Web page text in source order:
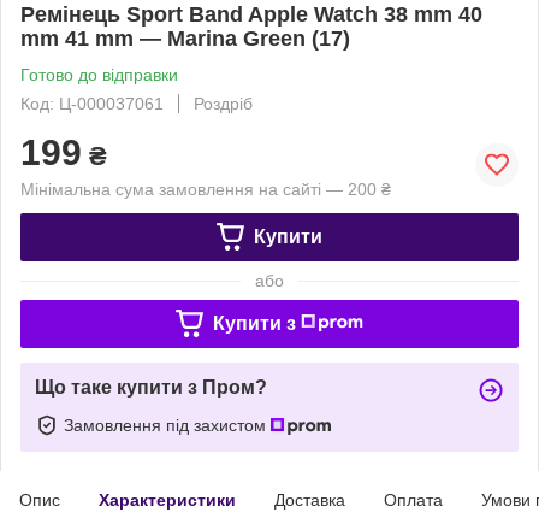
Ремінець Sport Band Apple Watch 38 mm 40
mm 41 mm — Marina Green (17)
Готово до відправки
Код: Ц-000037061
Роздріб
199 ₴
Мінімальна сума замовлення на сайті — 200 ₴
Купити
або
Купити з
Що таке купити з Пром?
Замовлення під захистом
Опис Характеристики Доставка Оплата Умови